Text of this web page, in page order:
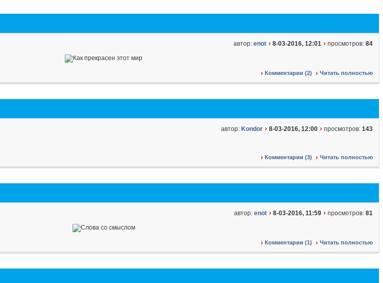
автор: enot 8-03-2016, 12:01 просмотров: 84
Комментарии (2) Читать полностью
автор: Kondor 8-03-2016, 12:00 просмотров: 143
Комментарии (3) Читать полностью
автор: enot 8-03-2016, 11:59 просмотров: 81
Комментарии (1) Читать полностью